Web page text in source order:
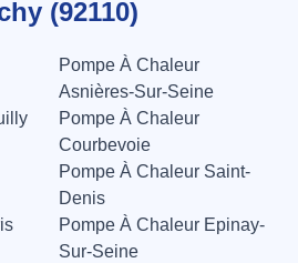
(92110)
Pompe À Chaleur
Asnières-Sur-Seine
Pompe À Chaleur
Courbevoie
Pompe À Chaleur Saint-
Denis
Pompe À Chaleur Epinay-
Sur-Seine